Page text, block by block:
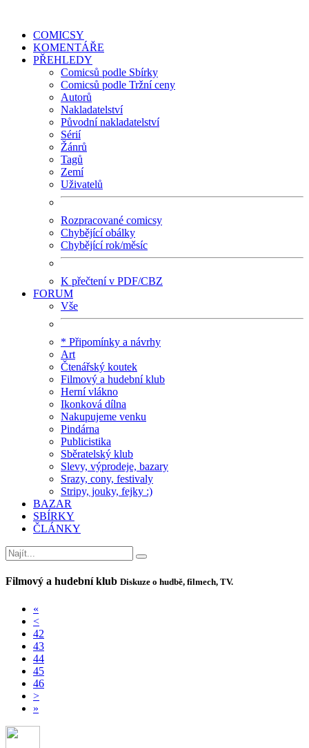
COMICSY
KOMENTÁŘE
PŘEHLEDY
Comicsů podle Sbírky
Comicsů podle Tržní ceny
Autorů
Nakladatelství
Původní nakladatelství
Sérií
Žánrů
Tagů
Zemí
Uživatelů
Rozpracované comicsy
Chybějící obálky
Chybějící rok/měsíc
K přečtení v PDF/CBZ
FORUM
Vše
* Připomínky a návrhy
Art
Čtenářský koutek
Filmový a hudební klub
Herní vlákno
Ikonková dílna
Nakupujeme venku
Pindárna
Publicistika
Sběratelský klub
Slevy, výprodeje, bazary
Srazy, cony, festivaly
Stripy, jouky, fejky :)
BAZAR
SBÍRKY
ČLÁNKY
Filmový a hudební klub Diskuze o hudbě, filmech, TV.
«
<
42
43
44
45
46
>
»